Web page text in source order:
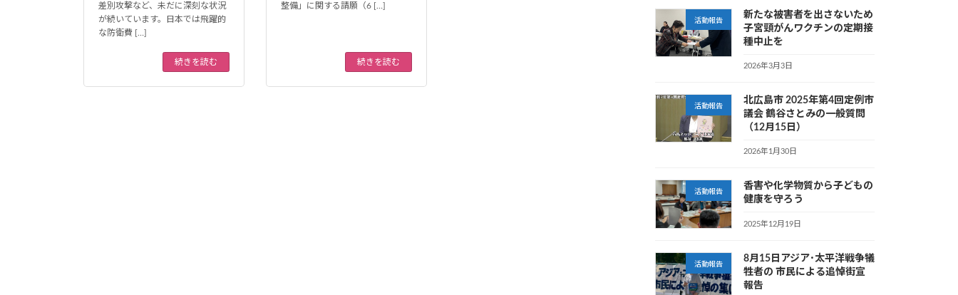
差別攻撃など、未だに深刻な状況
が続いています。日本では飛躍的
な防衛費 […]
続きを読む
整備」に関する請願（6 […]
続きを読む
活動報告
新たな被害者を出さないため
子宮頸がんワクチンの定期接
種中止を
2026年3月3日
活動報告
北広島市 2025年第4回定例市
議会 鶴谷さとみの一般質問
（12月15日）
2026年1月30日
活動報告
香害や化学物質から子どもの
健康を守ろう
2025年12月19日
活動報告
8月15日アジア･太平洋戦争犠
牲者の 市民による追悼街宣
報告